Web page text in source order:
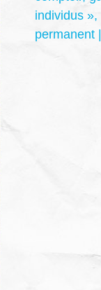
individus »,
permanent |